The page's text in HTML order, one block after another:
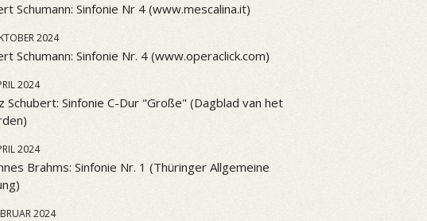
Schumann: Sinfonie Nr 4 (www.mescalina.it)
2024
Schumann: Sinfonie Nr. 4 (www.operaclick.com)
2024
Schubert: Sinfonie C-Dur "Große" (Dagblad van het
2024
Brahms: Sinfonie Nr. 1 (Thüringer Allgemeine
2024